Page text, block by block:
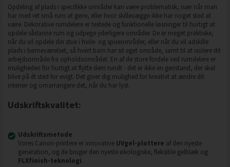
Opdeling af plads i specifikke områder kan være problematisk, især når man
har med ret små rum at gøre, eller hvor skillevægge ikke har noget sted at
være. Dekorative rumdelere er testede og funktionelle løsninger til hurtigt at
opdele sådanne rum og udpege yderligere områder. De er meget praktiske,
når du vil opdele din stue i hvile- og spiseområder, eller når du vil adskille
plads i børneværelset, så hvert barn har sit eget område, samt til at isolere dit
arbejdsområde fra opholdsområdet. En af de store fordele ved rumdelere er
muligheden for hurtigt at flytte dem rundt - det er ikke en genstand, der skal
blive på ét sted for evigt. Det giver dig mulighed for kreativt at ændre dit
interiør og omarrangere det, når du har lyst.
Udskriftskvalitet:
Udskriftsmetode
Vores Canon-printere er innovative UVgel-plottere af den nyeste
generation, og de bruger den nyeste økologiske, fleksible gelblæk og
FLXfinish-teknologi.